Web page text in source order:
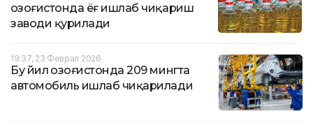
Қозоғистонда ёғ ишлаб чиқариш
заводи қурилади
19:37, 23 Феврал 2026
Бу йил Қозоғистонда 209 мингта
автомобиль ишлаб чиқарилади